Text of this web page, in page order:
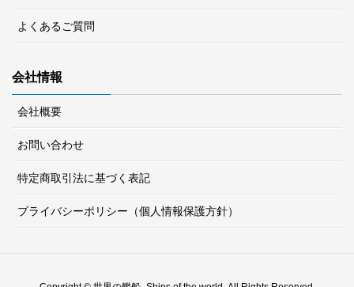
よくあるご質問
会社情報
会社概要
お問い合わせ
特定商取引法に基づく表記
プライバシーポリシー（個人情報保護方針）